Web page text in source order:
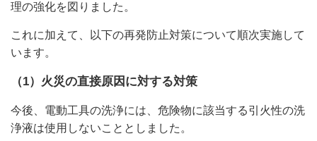
理の強化を図りました。
これに加えて、以下の再発防止対策について順次実施して
います。
（1）火災の直接原因に対する対策
今後、電動工具の洗浄には、危険物に該当する引火性の洗
浄液は使用しないこととしました。